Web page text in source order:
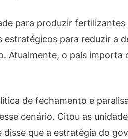
para produzir
estratégicos para reduzir a
Atualmente, o país
de fechamento e
cenário. Citou as
disse que a estratégia do